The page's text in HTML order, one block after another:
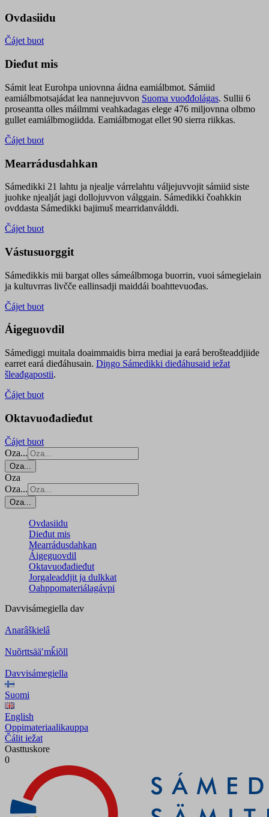
Ovdasiidu
Čájet buot
Dieđut mis
Sámit leat Eurohpa uniovnna áidna eamiálbmot. Sámiid
eamiálbmotsajádat lea nannejuvvon Suoma vuođđolágas. Sullii 6
proseantta olles máilmmi veahkadagas elege 476 miljovnna olbmo
gullet eamiálbmogiidda. Eamiálbmogat ellet 90 sierra riikkas.
Čájet buot
Mearrádusdahkan
Sámedikki 21 lahtu ja njealje várrelahtu váljejuvvojit sámiid siste
juohke njealját jagi dollojuvvon válggain. Sámedikki čoahkkin
ovddasta Sámedikki bajimuš mearridanválddi.
Čájet buot
Vástusuorggit
Sámedikkis mii bargat olles sámeálbmoga buorrin, vuoi sámegielain
ja kultuvrras livčče eallinsadji maiddái boahttevuođas.
Čájet buot
Áigeguovdil
Sámediggi muitala doaimmaidis birra mediai ja eará berošteaddjiide
earret eará dieđáhusain. Diŋgo Sámedikki dieđáhusaid iežat
šleađgapostii.
Čájet buot
Oktavuođadieđut
Čájet buot
Oza...
Oza...
Oza
Oza...
Oza...
Ovdasiidu
Dieđut mis
Mearrádusdahkan
Áigeguovdil
Oktavuođadieđut
Jorgaleaddjit ja dulkkat
Oahppomateriálagávpi
Davvisámegiella dav
Anarâškielâ
Nuõrttsääʹmǩiõll
Davvisámegiella
Suomi
English
Oppimateriaalikauppa
Čálit iežat
Oasttuskore
0